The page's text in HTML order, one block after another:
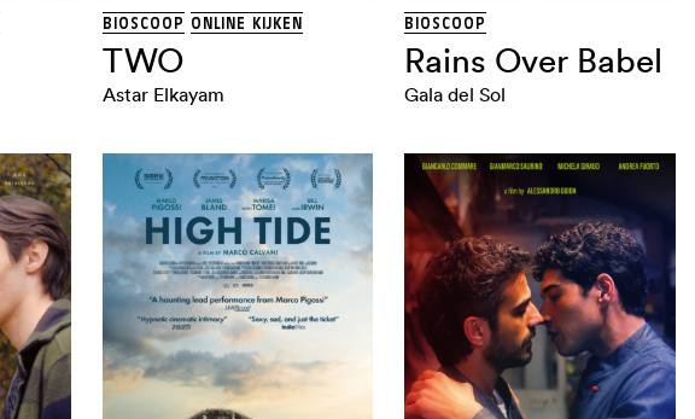
BIOSCOOP ONLINE KIJKEN
TWO
Astar Elkayam
BIOSCOOP
Rains Over Babel
Gala del Sol